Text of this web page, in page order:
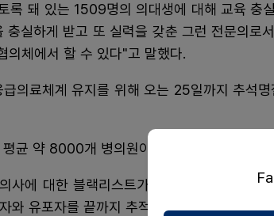
록 돼 있는 1509명의 의대생에 대해 교육 충
충실하게 받고 또 실력을 갖춘 그런 전문의로
의체에서 할 수 있다"고 말했다.
의료체계 유지를 위해 오는 25일까지 추석
균 약 8000개 병의원이 문을 열 예정이다.
사에 대한 블랙리스트가 작성·유포되면서 정
와 유포자를 끝까지 추적해 처벌할 방침이다.